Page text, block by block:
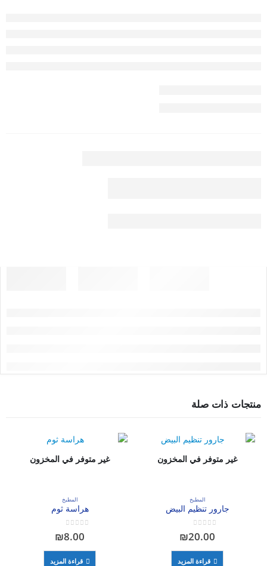
منتجات ذات صلة
غير متوفر في المخزون
المطبخ
جارور تنظيم البيض
0
out of 5
₪20.00
قراءة المزيد
غير متوفر في المخزون
المطبخ
هراسة ثوم
out of 5
₪8.00
قراءة المزيد